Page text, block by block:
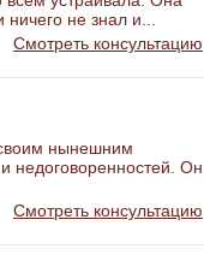
не знал и...
Смотреть консультацию
нынешним
недоговоренностей. Он
Смотреть консультацию